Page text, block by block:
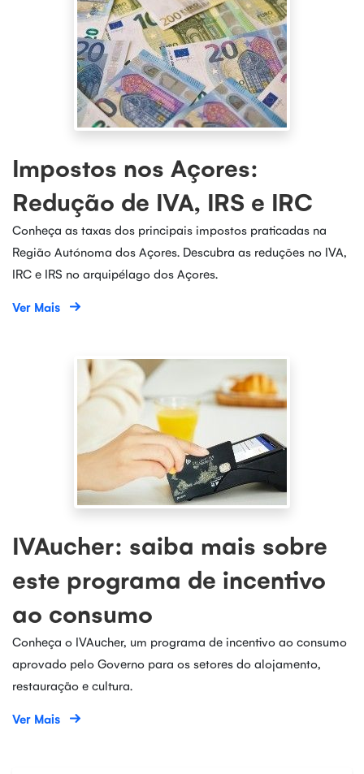
Impostos nos Açores:
Redução de IVA, IRS e IRC
Conheça as taxas dos principais impostos praticadas na
Região Autónoma dos Açores. Descubra as reduções no IVA,
IRC e IRS no arquipélago dos Açores.
Ver Mais
IVAucher: saiba mais sobre
este programa de incentivo
ao consumo
Conheça o IVAucher, um programa de incentivo ao consumo
aprovado pelo Governo para os setores do alojamento,
restauração e cultura.
Ver Mais